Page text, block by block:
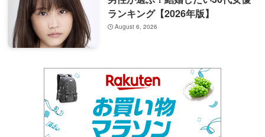
ランキング【2026年版】
August 6, 2026